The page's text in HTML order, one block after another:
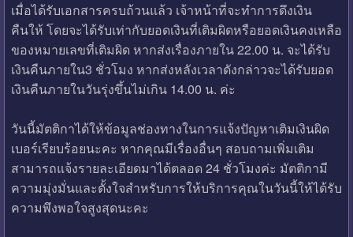
เมื่อได้รับเอกสารครบถ้วนแล้ว เจ้าหน้าที่จะทำการดึงเงิน
คืนให้ โดยจะได้รับเท่ากับยอดเงินที่เติมผิดหรือยอดเงินคงเหลือ
ของหมายเลขที่เติมผิด หากส่งเรื่องภายใน 22.00 น. จะได้รับ
เงินคืนภายใน3 ชั่วโมง หากส่งหลังเวลาดังกล่าวจะได้รับยอด
เงินคืนภายในวันรุ่งขึ้นไม่เกิน 14.00 น. ค่ะ
วันนี้มัตติกาได้ให้ข้อมูลช่องทางในการแจ้งปัญหาเติมเงินผิด
เบอร์เรียบร้อยนะคะ หากคุณมีเรื่องอื่นๆ สอบถามเพิ่มเติม
สามารถแจ้งรายละเอียดมาได้ตลอด 24 ชั่วโมงค่ะ มัตติกามี
ความมุ่งมั่นและตั้งใจสำหรับการให้บริการคุณในวันนี้ให้ได้รับ
ความพึงพอใจสูงสุดนะคะ